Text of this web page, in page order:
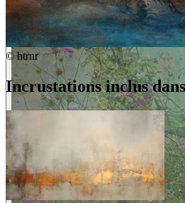
©htrnr
Incrustations inclus